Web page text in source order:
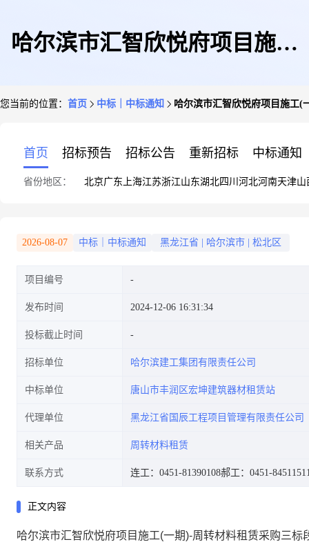
哈尔滨市汇智欣悦府项目施工
您当前的位置： 首页 中标｜中标通知 哈尔滨市汇智欣悦府项目施工(
首页 招标预告 招标公告 重新招标 中标通知
省份地区： 北京广东 上海江苏浙江山东湖北四川 河北河南天津山
2026-08-07 中标｜中标通知 黑龙江省 哈尔滨市 松北区
项目编号
发布时间 2024-12-06 16:31:34
投标截止时间
招标单位 哈尔滨建工集团有限责任公司
中标单位 唐山市丰润区宏坤建筑器材租赁站
代理单位 黑龙江省国辰工程项目管理有限责任公司
相关产品 周转材料租赁
联系方式 连工：0451-81390108郝工：0451-
正文内容
哈尔滨市汇智欣悦府项目施工(一期)-周转材料租赁采购三标